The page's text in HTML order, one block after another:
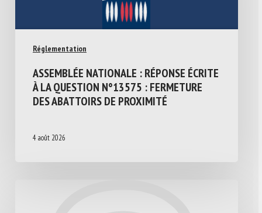
Réglementation
ASSEMBLÉE NATIONALE : RÉPONSE ÉCRITE
À LA QUESTION N°13575 : FERMETURE
DES ABATTOIRS DE PROXIMITÉ
4 août 2026